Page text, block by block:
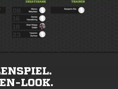
LOOK.